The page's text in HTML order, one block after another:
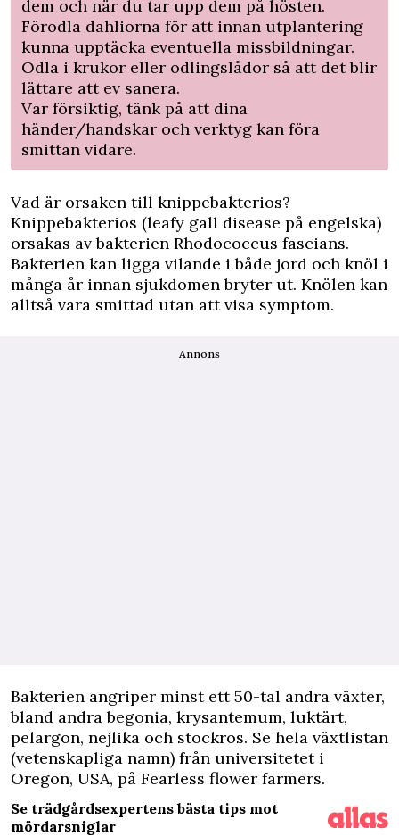
dem och när du tar upp dem på hösten.
Förodla dahliorna för att innan utplantering
kunna upptäcka eventuella missbildningar.
Odla i krukor eller odlingslådor så att det blir
lättare att ev sanera.
Var försiktig, tänk på att dina
händer/handskar och verktyg kan föra
smittan vidare.
Vad är orsaken till knippebakterios?
Knippebakterios (leafy gall disease på engelska)
orsakas av bakterien Rhodococcus fascians.
Bakterien kan ligga vilande i både jord och knöl i
många år innan sjukdomen bryter ut. Knölen kan
alltså vara smittad utan att visa symptom.
Annons
Bakterien angriper minst ett 50-tal andra växter,
bland andra begonia, krysantemum, luktärt,
pelargon, nejlika och stockros. Se hela växtlistan
(vetenskapliga namn) från universitetet i
Oregon, USA, på Fearless flower farmers.
Se trädgårdsexpertens bästa tips mot
mördarsniglar